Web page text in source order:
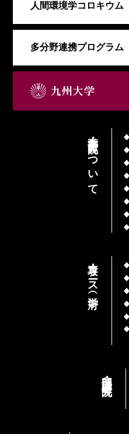
人間環境学コロキウム
多分野連携プログラム
本学府・研究院について
専攻・コース（学府）
部門・講座（研究院）